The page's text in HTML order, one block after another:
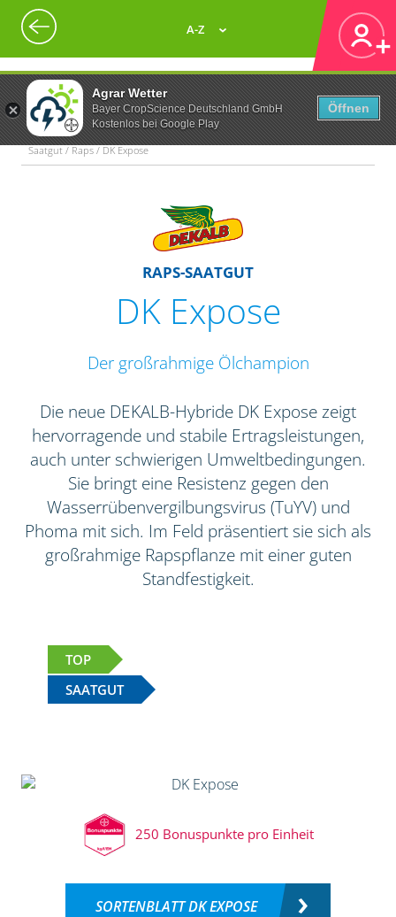
Agrar Wetter
Bayer CropScience Deutschland GmbH
Kostenlos bei Google Play
Öffnen
A-Z
Saatgut / Raps / DK Expose
RAPS-SAATGUT
DK Expose
Der großrahmige Ölchampion
Die neue DEKALB-Hybride DK Expose zeigt
hervorragende und stabile Ertragsleistungen,
auch unter schwierigen Umweltbedingungen.
Sie bringt eine Resistenz gegen den
Wasserrübenvergilbungsvirus (TuYV) und
Phoma mit sich. Im Feld präsentiert sie sich als
großrahmige Rapspflanze mit einer guten
Standfestigkeit.
TOP
SAATGUT
250 Bonuspunkte pro Einheit
SORTENBLATT DK EXPOSE